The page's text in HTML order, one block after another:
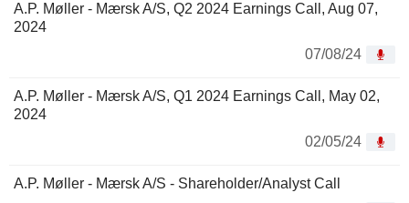
A.P. Møller - Mærsk A/S, Q2 2024 Earnings Call, Aug 07,
2024
07/08/24
A.P. Møller - Mærsk A/S, Q1 2024 Earnings Call, May 02,
2024
02/05/24
A.P. Møller - Mærsk A/S - Shareholder/Analyst Call